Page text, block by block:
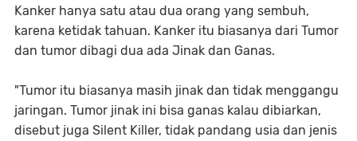
Kanker hanya satu atau dua orang yang sembuh,
karena ketidak tahuan. Kanker itu biasanya dari Tumor
dan tumor dibagi dua ada Jinak dan Ganas.
"Tumor itu biasanya masih jinak dan tidak menggangu
jaringan. Tumor jinak ini bisa ganas kalau dibiarkan,
disebut juga Silent Killer, tidak pandang usia dan jenis